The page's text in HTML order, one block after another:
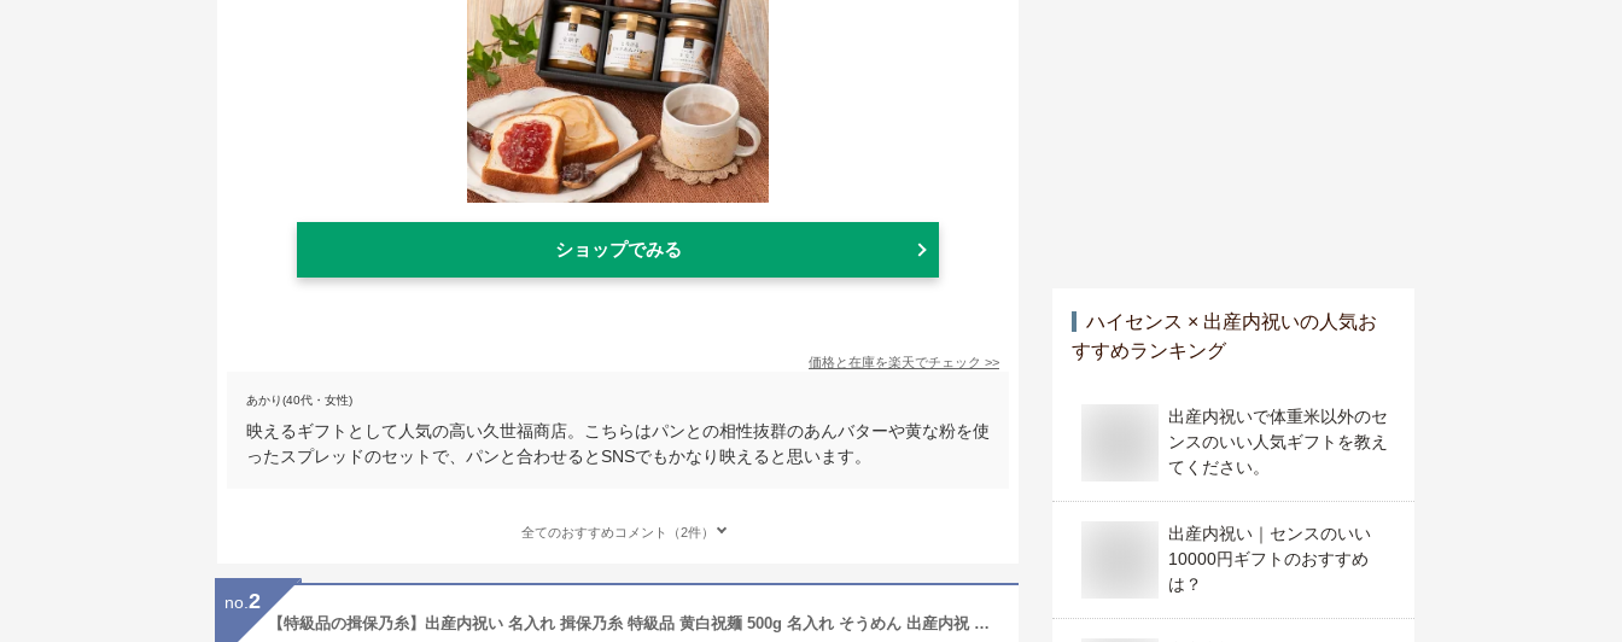
ショップでみる
価格と在庫を楽天でチェック >>
あかり(40代・女性)
映えるギフトとして人気の高い久世福商店。こちらはパンとの相性抜群のあんバターや黄な粉を使
ったスプレッドのセットで、パンと合わせるとSNSでもかなり映えると思います。
全てのおすすめコメント（2件）
no. 2
【特級品の揖保乃糸】出産内祝い 名入れ 揖保乃糸 特級品 黄白祝麺 500g 名入れ そうめん 出産内祝 木箱 素麺 色麺 名入れギフト 男の子 女の子 ギフト 夏 揖保の糸 黄色 内祝 出産祝い お返し ひよこ カラフル 出産 命名 おしゃれ かわいい Roots
ハイセンス × 出産内祝いの人気お
すすめランキング
出産内祝いで体重米以外のセ
ンスのいい人気ギフトを教え
てください。
出産内祝い｜センスのいい
10000円ギフトのおすすめ
は？